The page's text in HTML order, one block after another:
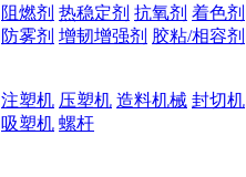
阻燃剂 热稳定剂 抗氧剂 着色剂
防雾剂 增韧增强剂 胶粘/相容剂
注塑机 压塑机 造料机械 封切机
吸塑机 螺杆